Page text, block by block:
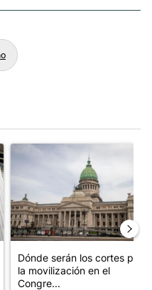
título "Las reservas del Banco
Un artículo de tendencia
Dónde serán los cortes por
la movilización en el
Congre...